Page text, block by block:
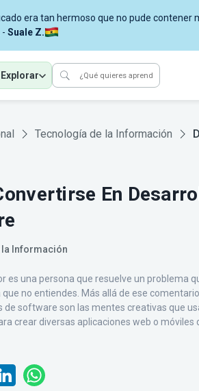
era tan hermoso que no pude contener
- Suale Z.
Explorar
Tecnología de la Información
En
Información
es una persona que resuelve un problema
no entiendes. Más allá de ese
de software son las mentes creativas que
crear diversas aplicaciones web o móviles